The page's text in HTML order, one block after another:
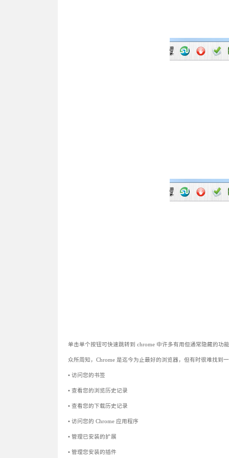
单击单个按钮可快速跳转到 chrome 中许多有用但通常隐藏的功
众所周知，Chrome 是迄今为止最好的浏览器，但有时很难找到
• 访问您的书签
• 查看您的浏览历史记录
• 查看您的下载历史记录
• 访问您的 Chrome 应用程序
• 管理已安装的扩展
• 管理您安装的插件